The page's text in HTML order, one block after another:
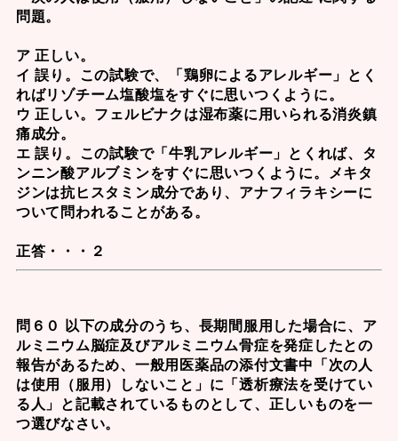
問題。
ア 正しい。
イ 誤り。この試験で、「鶏卵によるアレルギー」とく
ればリゾチーム塩酸塩をすぐに思いつくように。
ウ 正しい。 フェルビナクは湿布薬に用いられる消炎鎮
痛成分。
エ 誤り。この試験で「牛乳アレルギー」とくれば、 タ
ンニン酸アルブミンをすぐに思いつくように。 メキタ
ジンは抗ヒスタミン成分であり、アナフィラキシーに
ついて問われることがある。
正答・・・２
問６０ 以下の成分のうち、長期間服用した場合に、ア
ルミニウム脳症及びアルミニウム骨症を発症したとの
報告があるため、一般用医薬品の添付文書中「次の人
は使用（服用）しないこと」に「透析療法を受けてい
る人」と記載されているものとして、正しいものを一
つ選びなさい。